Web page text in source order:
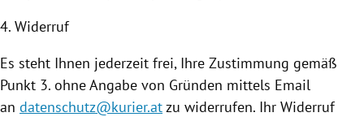
4. Widerruf
Es steht Ihnen jederzeit frei, Ihre Zustimmung gemäß
Punkt 3. ohne Angabe von Gründen mittels Email
an datenschutz@kurier.atzu widerrufen. Ihr Widerruf